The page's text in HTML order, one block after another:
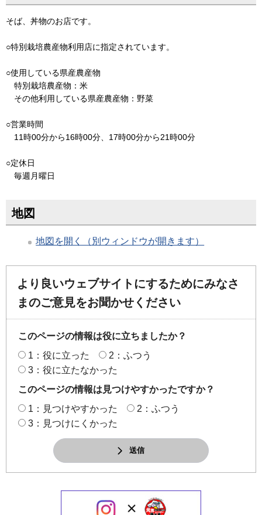
そば、丼物のお店です。
○特別栽培農産物利用店に指定されています。
○使用している県産農産物
特別栽培農産物：米
その他利用している県産農産物：野菜
○営業時間
11時00分から16時00分、17時00分から21時00分
○定休日
毎週月曜日
地図
地図を開く（別ウィンドウが開きます）
より良いウェブサイトにするためにみなさ
まのご意見をお聞かせください
このページの情報は役に立ちましたか？
1：役に立った
2：ふつう
3：役に立たなかった
このページの情報は見つけやすかったですか？
1：見つけやすかった
2：ふつう
3：見つけにくかった
送信